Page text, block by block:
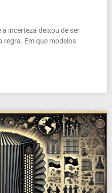
incerteza deixou de ser
regra. Em que modelos